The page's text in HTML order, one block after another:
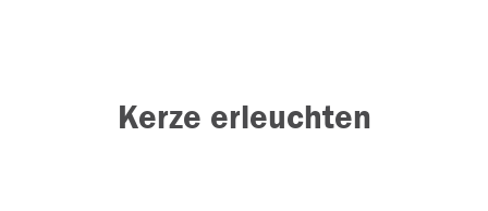
Kerze erleuchten